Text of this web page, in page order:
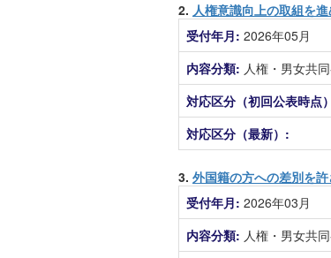
2. 人権意識向上の取組を
受付年月: 2026年05月
内容分類: 人権・男女共
対応区分（初回公表時点
対応区分（最新）:
3. 外国籍の方への差別を
受付年月: 2026年03月
内容分類: 人権・男女共